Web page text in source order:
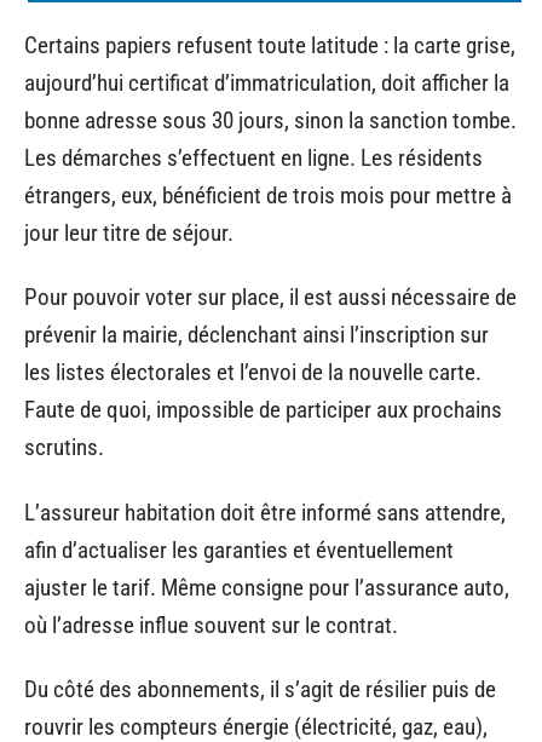
Certains papiers refusent toute latitude : la carte grise,
aujourd’hui certificat d’immatriculation, doit afficher la
bonne adresse sous 30 jours, sinon la sanction tombe.
Les démarches s’effectuent en ligne. Les résidents
étrangers, eux, bénéficient de trois mois pour mettre à
jour leur titre de séjour.
Pour pouvoir voter sur place, il est aussi nécessaire de
prévenir la mairie, déclenchant ainsi l’inscription sur
les listes électorales et l’envoi de la nouvelle carte.
Faute de quoi, impossible de participer aux prochains
scrutins.
L’assureur habitation doit être informé sans attendre,
afin d’actualiser les garanties et éventuellement
ajuster le tarif. Même consigne pour l’assurance auto,
où l’adresse influe souvent sur le contrat.
Du côté des abonnements, il s’agit de résilier puis de
rouvrir les compteurs énergie (électricité, gaz, eau),